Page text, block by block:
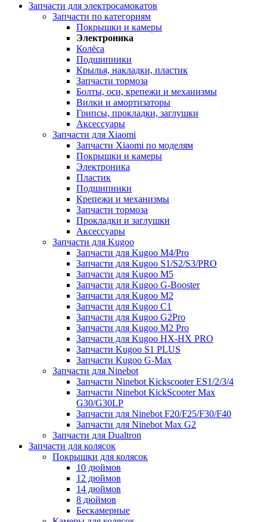
Запчасти для электросамокатов
Запчасти по категориям
Покрышки и камеры
Электроника
Колёса
Подшипники
Крылья, накладки, пластик
Запчасти тормоза
Болты, оси, крепежи и механизмы
Вилки и амортизаторы
Грипсы, прокладки, заглушки
Аксессуары
Запчасти для Xiaomi
Запчасти Xiaomi по моделям
Покрышки и камеры
Электроника
Пластик
Подшипники
Крепежи и механизмы
Запчасти тормоза
Прокладки и заглушки
Аксессуары
Запчасти для Kugoo
Запчасти для Kugoo M4/Pro
Запчасти для Kugoo S1/S2/S3/PRO
Запчасти для Kugoo M5
Запчасти для Kugoo G-Booster
Запчасти для Kugoo M2
Запчасти для Kugoo C1
Запчасти для Kugoo G2Pro
Запчасти для Kugoo M2 Pro
Запчасти для Kugoo HX-HX PRO
Запчасти Kugoo S1 PLUS
Запчасти Kugoo G-Max
Запчасти для Ninebot
Запчасти Ninebot Kickscooter ES1/2/3/4
Запчасти Ninebot KickScooter Max
G30/G30LP
Запчасти для Ninebot F20/F25/F30/F40
Запчасти для Ninebot Max G2
Запчасти для Dualtron
Запчасти для колясок
Покрышки для колясок
10 дюймов
12 дюймов
14 дюймов
8 дюймов
Бескамерные